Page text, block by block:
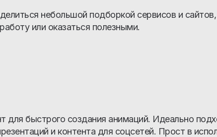
небольшой подборкой сервисов и
или оказаться полезными.
для быстрого создания анимаций. Идеально
и контента для соцсетей. Прост в